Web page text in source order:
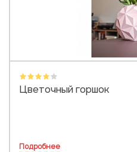
Цветочный горшок
Подробнее